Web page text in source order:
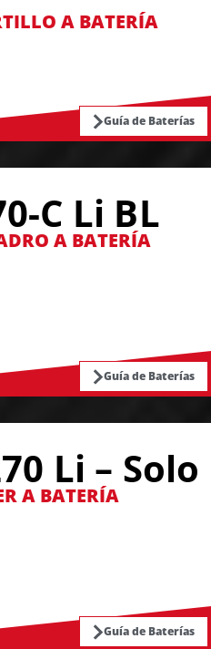
A BATERÍA
Guía de Baterías
C Li BL
A BATERÍA
Guía de Baterías
Li – Solo
A BATERÍA
Guía de Baterías